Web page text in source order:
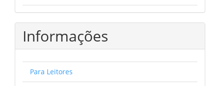
Informações
Para Leitores